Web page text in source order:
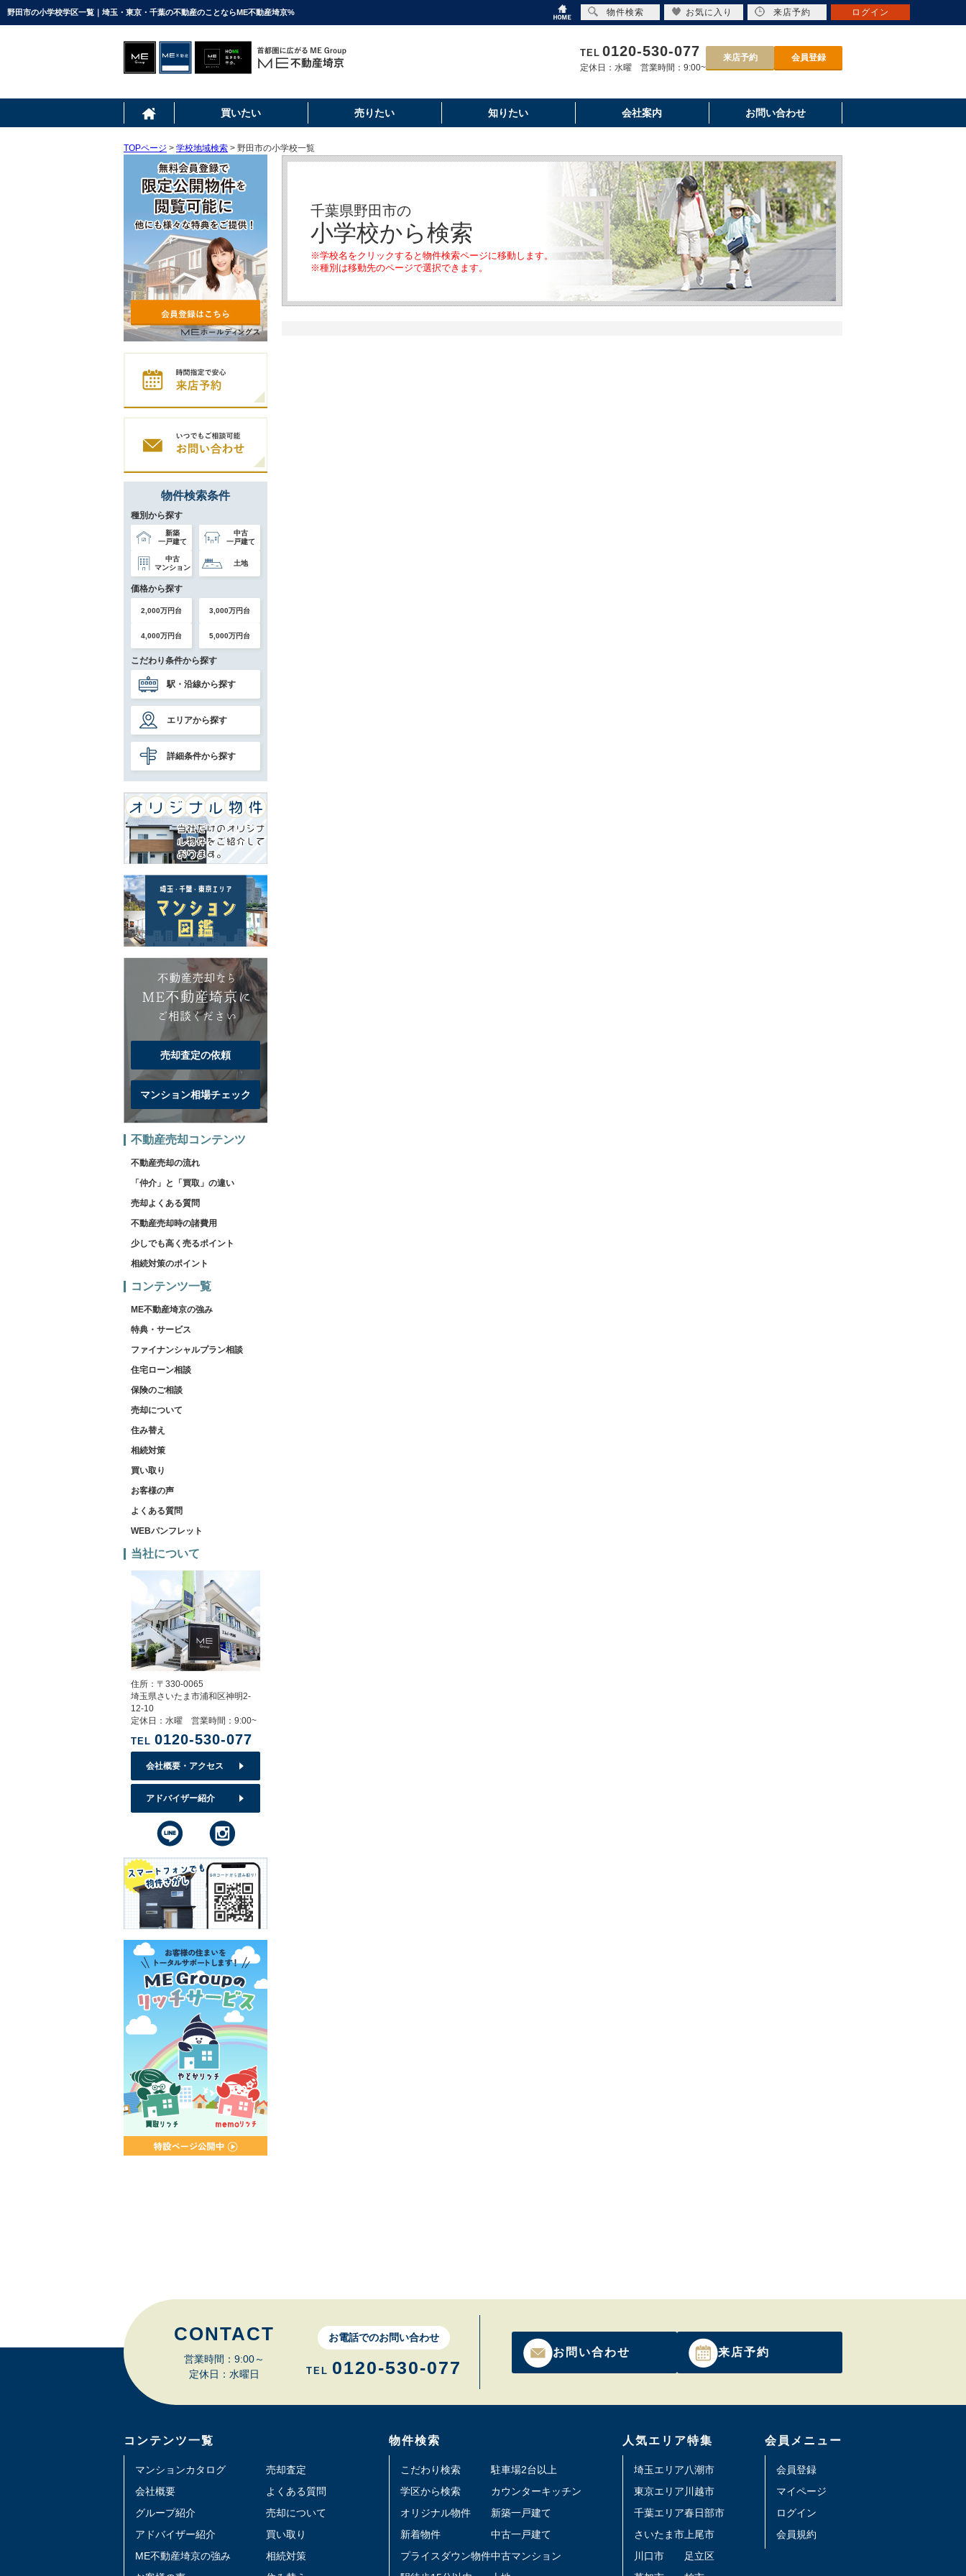
野田市の小学校学区一覧｜埼玉・東京・千葉の不動産のことならME不動産埼京%
TEL 0120-530-077
定休日：水曜 営業時間：9:00~
来店予約 会員登録
買いたい 売りたい 知りたい 会社案内 お問い合わせ
TOPページ > 学校地域検索 > 野田市の小学校一覧
千葉県野田市の
小学校から検索
※学校名をクリックすると物件検索ページに移動します。
※種別は移動先のページで選択できます。
物件検索条件
種別から探す
新築
一戸建て
中古
一戸建て
中古
マンション
土地
価格から探す
2,000万円台 3,000万円台
4,000万円台 5,000万円台
こだわり条件から探す
駅・沿線から探す
エリアから探す
詳細条件から探す
売却査定の依頼
マンション相場チェック
不動産売却コンテンツ
不動産売却の流れ
「仲介」と「買取」の違い
売却よくある質問
不動産売却時の諸費用
少しでも高く売るポイント
相続対策のポイント
コンテンツ一覧
ME不動産埼京の強み
特典・サービス
ファイナンシャルプラン相談
住宅ローン相談
保険のご相談
売却について
住み替え
相続対策
買い取り
お客様の声
よくある質問
WEBパンフレット
当社について
住所：〒330-0065
埼玉県さいたま市浦和区神明2-
12-10
定休日：水曜 営業時間：9:00~
TEL 0120-530-077
会社概要・アクセス
アドバイザー紹介
CONTACT
営業時間：9:00～
定休日：水曜日
お電話でのお問い合わせ
TEL 0120-530-077
お問い合わせ 来店予約
コンテンツ一覧
マンションカタログ
会社概要
グループ紹介
アドバイザー紹介
ME不動産埼京の強み
売却査定
よくある質問
売却について
買い取り
相続対策
物件検索
こだわり検索
学区から検索
オリジナル物件
新着物件
プライスダウン物件
駐車場2台以上
カウンターキッチン
新築一戸建て
中古一戸建て
中古マンション
人気エリア特集
埼玉エリア
東京エリア
千葉エリア
さいたま市
川口市
八潮市
川越市
春日部市
上尾市
足立区
会員メニュー
会員登録
マイページ
ログイン
会員規約
物件検索 お気に入り 来店予約 ログイン